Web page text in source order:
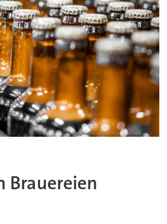
Brauereien